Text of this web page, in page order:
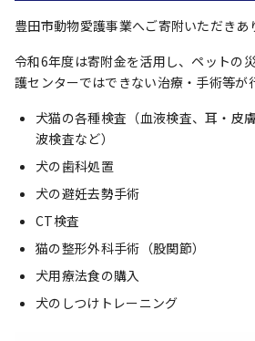
豊田市動物愛護事業へご寄附いただきあ
令和6年度は寄附金を活用し、ペットの
護センターではできない治療・手術等が
犬猫の各種検査（血液検査、耳・皮
波検査など）
犬の歯科処置
犬の避妊去勢手術
CT検査
猫の整形外科手術（股関節）
犬用療法食の購入
犬のしつけトレーニング